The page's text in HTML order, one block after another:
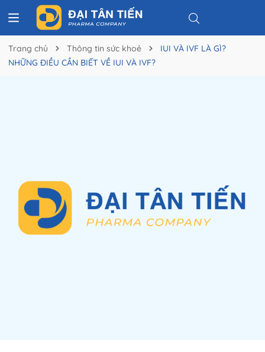
Trang chủ Thông tin sức khoẻ
IUI VÀ IVF LÀ GÌ?
NHỮNG ĐIỀU CẦN BIẾT VỀ IUI VÀ IVF?